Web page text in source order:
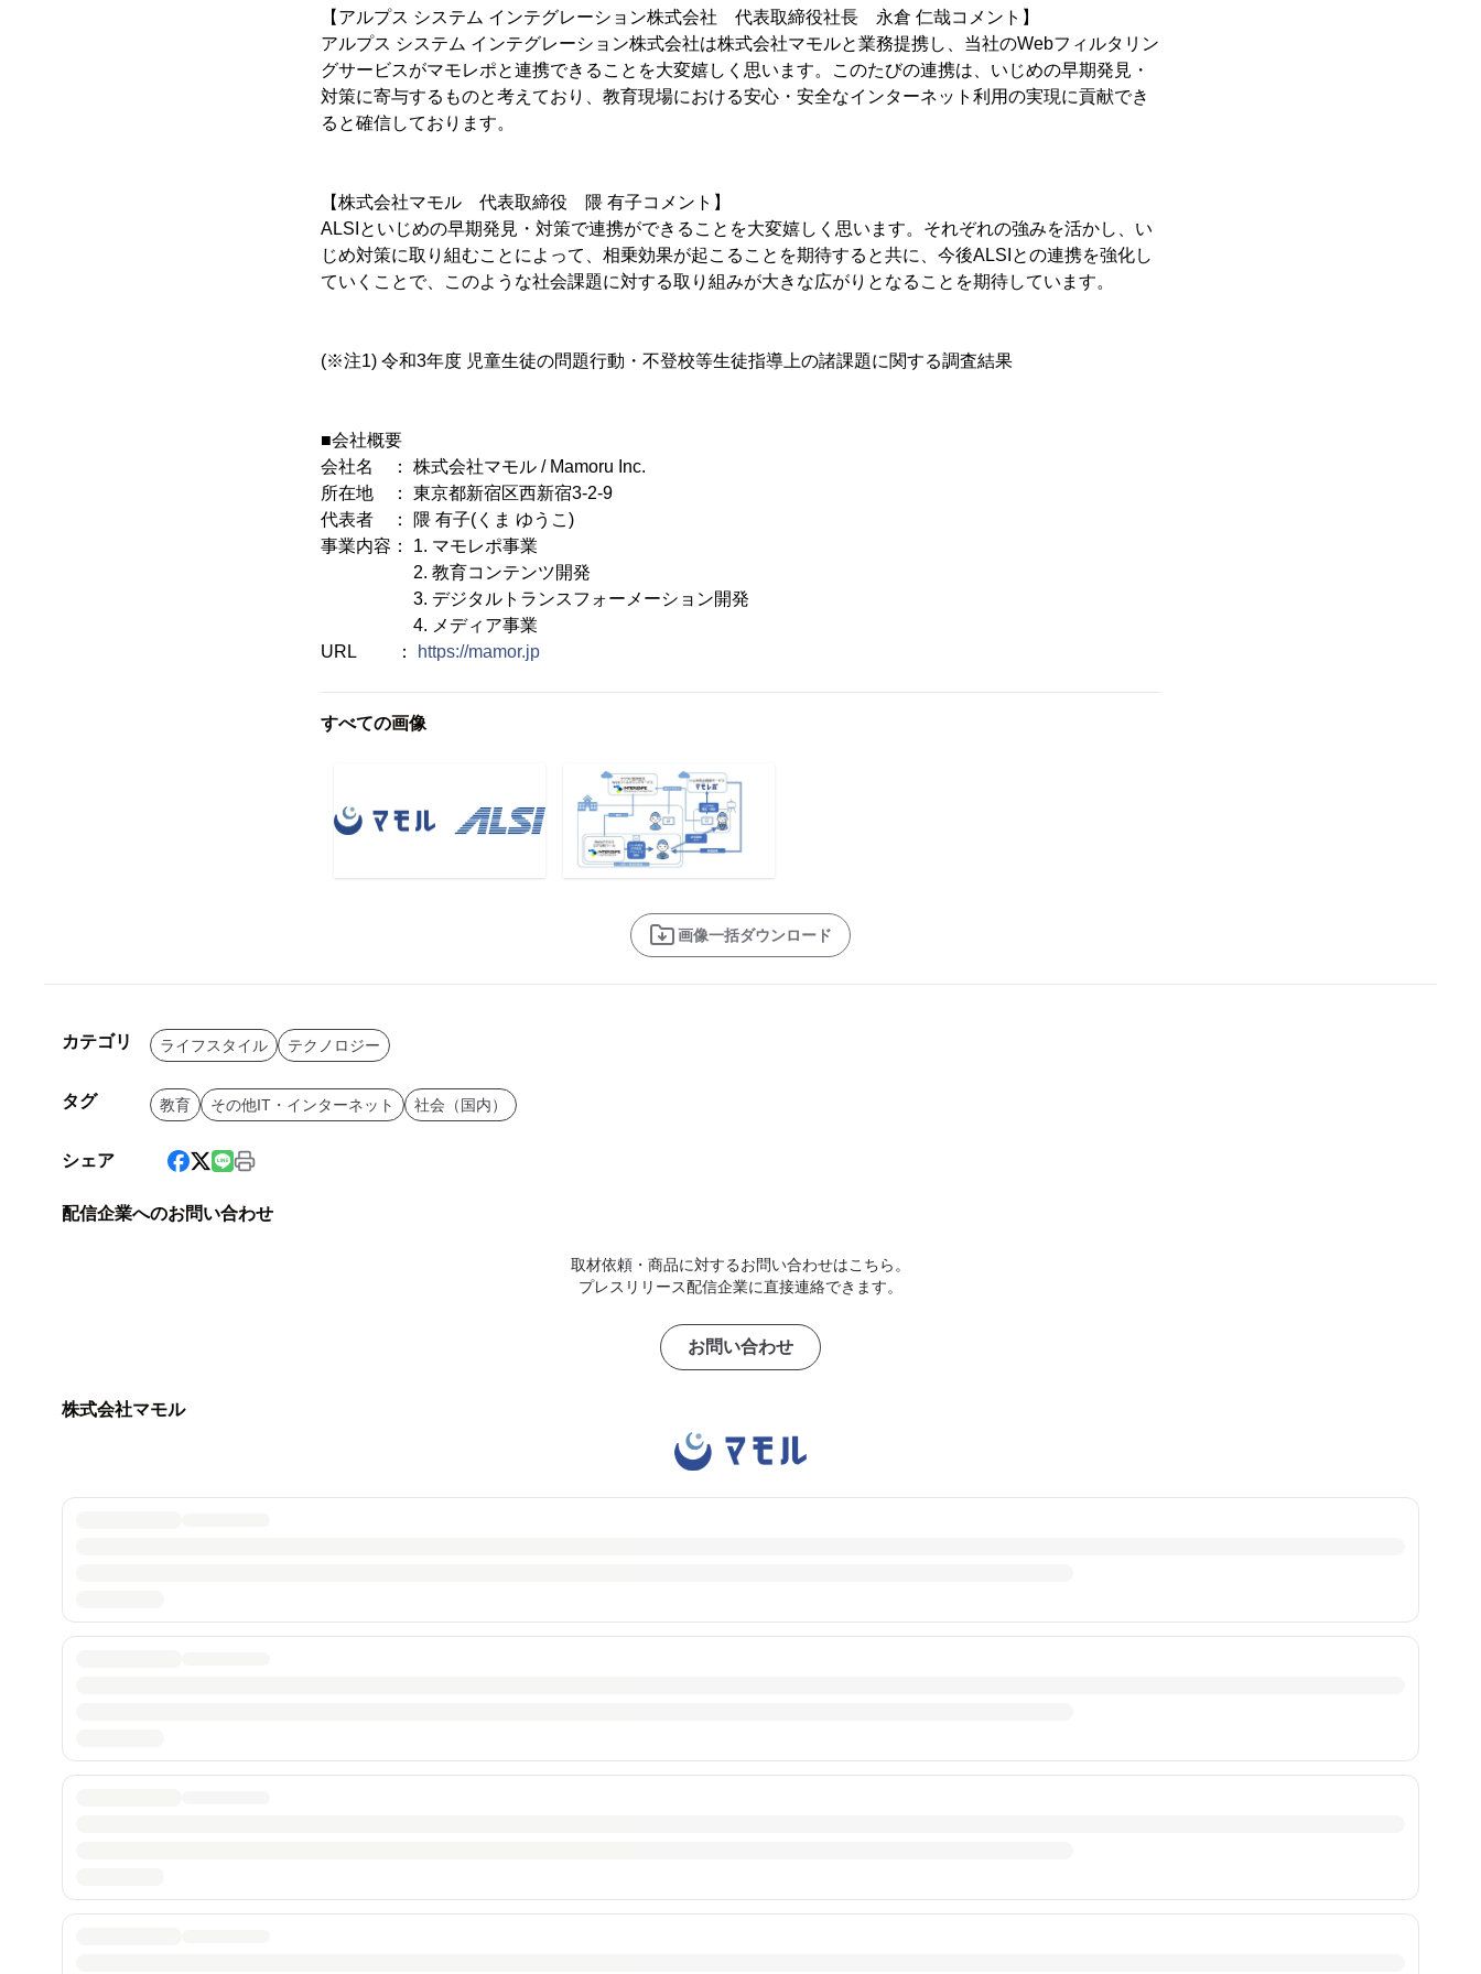
【アルプス システム インテグレーション株式会社 代表取締役社長 永倉 仁哉コメント】
アルプス システム インテグレーション株式会社は株式会社マモルと業務提携し、当社のWebフィルタリン
グサービスがマモレポと連携できることを大変嬉しく思います。このたびの連携は、いじめの早期発見・
対策に寄与するものと考えており、教育現場における安心・安全なインターネット利用の実現に貢献でき
ると確信しております。
【株式会社マモル 代表取締役 隈 有子コメント】
ALSIといじめの早期発見・対策で連携ができることを大変嬉しく思います。それぞれの強みを活かし、い
じめ対策に取り組むことによって、相乗効果が起こることを期待すると共に、今後ALSIとの連携を強化し
ていくことで、このような社会課題に対する取り組みが大きな広がりとなることを期待しています。
(※注1) 令和3年度 児童生徒の問題行動・不登校等生徒指導上の諸課題に関する調査結果
■会社概要
会社名 ： 株式会社マモル / Mamoru Inc.
所在地 ： 東京都新宿区西新宿3-2-9
代表者 ： 隈 有子(くま ゆうこ)
事業内容： 1. マモレポ事業
2. 教育コンテンツ開発
3. デジタルトランスフォーメーション開発
4. メディア事業
URL ：
https://mamor.jp
すべての画像
画像一括ダウンロード
カテゴリ ライフスタイル テクノロジー
タグ 教育 その他IT・インターネット 社会（国内）
シェア
配信企業へのお問い合わせ
取材依頼・商品に対するお問い合わせはこちら。
プレスリリース配信企業に直接連絡できます。
お問い合わせ
株式会社マモル